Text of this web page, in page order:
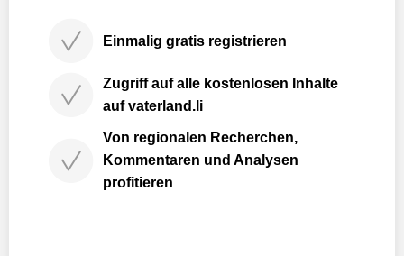
Einmalig gratis registrieren
Zugriff auf alle kostenlosen Inhalte
auf vaterland.li
Von regionalen Recherchen,
Kommentaren und Analysen
profitieren